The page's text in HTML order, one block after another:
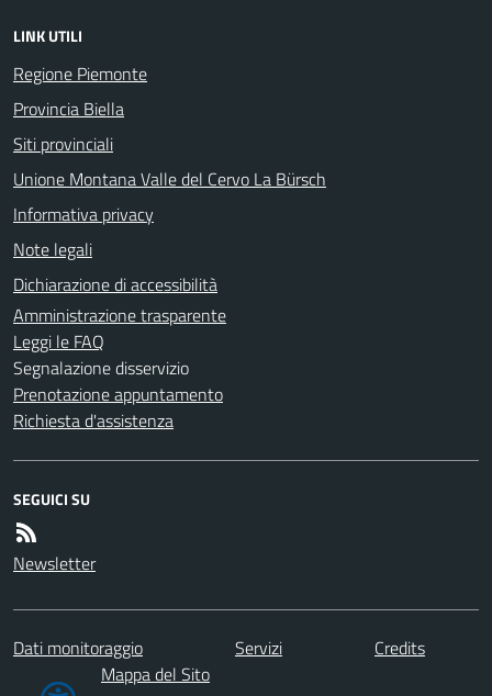
LINK UTILI
Regione Piemonte
Provincia Biella
Siti provinciali
Unione Montana Valle del Cervo La Bürsch
Informativa privacy
Note legali
Dichiarazione di accessibilità
Amministrazione trasparente
Leggi le FAQ
Segnalazione disservizio
Prenotazione appuntamento
Richiesta d'assistenza
SEGUICI SU
Newsletter
Dati monitoraggio Servizi
Credits
Mappa del Sito